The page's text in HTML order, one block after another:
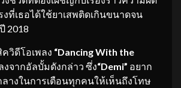
ที่เธอได้ใช้ยาเสพติดเกินขนาดจน
2018
วิดีโอเพลง “Dancing With the
งจากอัลบั้มดังกล่าว ซึ่ง“Demi” อยาก
ลางในการเตือนทุกคนให้เห็นถึงโทษ